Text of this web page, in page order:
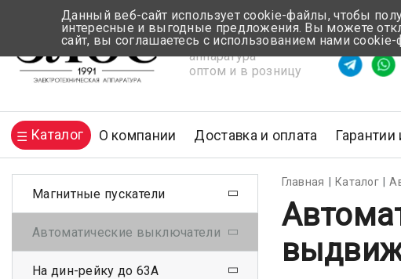
Электротехническая
аппаратура
оптом и в розницу
Время
Каталог О компании Доставка и оплата Гарантии
Главная Каталог
Магнитные пускатели
Автоматические выключатели
На дин-рейку до 63А
Данный веб-сайт использует cookie-файлы, чтобы
интересные и выгодные предложения. Вы можете
сайт, вы соглашаетесь с использованием нами cookie-